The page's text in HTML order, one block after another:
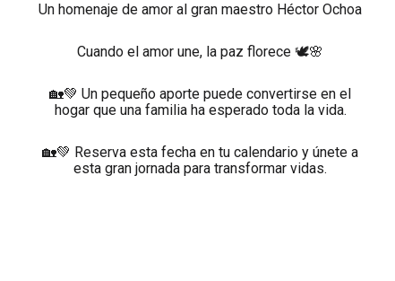
Un homenaje de amor al gran maestro Héctor Ochoa
Cuando el amor une, la paz florece 🕊️🌸
🏡💚 Un pequeño aporte puede convertirse en el
hogar que una familia ha esperado toda la vida.
🏡💚 Reserva esta fecha en tu calendario y únete a
esta gran jornada para transformar vidas.